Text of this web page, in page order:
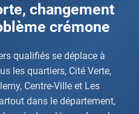
changement
crémone
qualifiés se déplace à
les quartiers, Cité Verte,
Centre-Ville et Les
dans le département,